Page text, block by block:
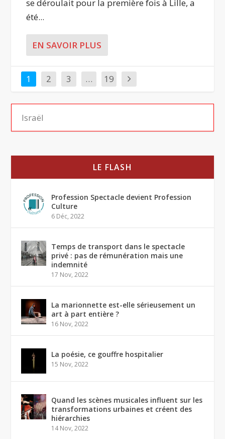
se déroulait pour la première fois à Lille, a
été...
EN SAVOIR PLUS
1 2 3 … 19
LE FLASH
Profession Spectacle devient Profession
Culture
6 Déc, 2022
Temps de transport dans le spectacle
privé : pas de rémunération mais une
indemnité
17 Nov, 2022
La marionnette est-elle sérieusement un
art à part entière ?
16 Nov, 2022
La poésie, ce gouffre hospitalier
15 Nov, 2022
Quand les scènes musicales influent sur les
transformations urbaines et créent des
hiérarchies
14 Nov, 2022